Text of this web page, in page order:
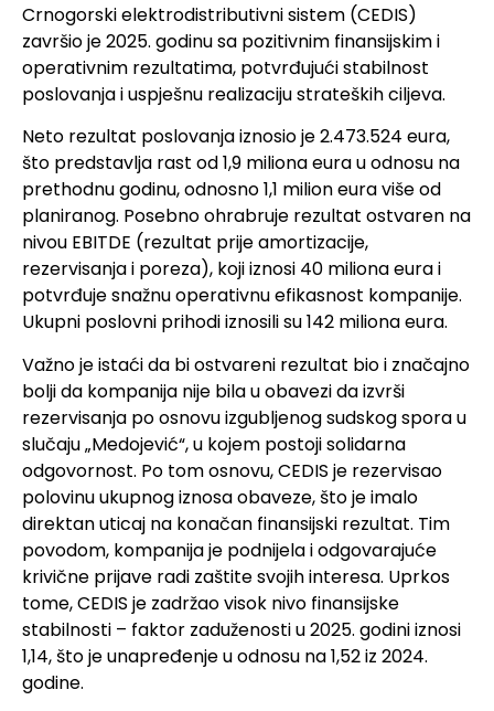
Crnogorski elektrodistributivni sistem (CEDIS)
završio je 2025. godinu sa pozitivnim finansijskim i
operativnim rezultatima, potvrđujući stabilnost
poslovanja i uspješnu realizaciju strateških ciljeva.
Neto rezultat poslovanja iznosio je 2.473.524 eura,
što predstavlja rast od 1,9 miliona eura u odnosu na
prethodnu godinu, odnosno 1,1 milion eura više od
planiranog. Posebno ohrabruje rezultat ostvaren na
nivou EBITDE (rezultat prije amortizacije,
rezervisanja i poreza), koji iznosi 40 miliona eura i
potvrđuje snažnu operativnu efikasnost kompanije.
Ukupni poslovni prihodi iznosili su 142 miliona eura.
Važno je istaći da bi ostvareni rezultat bio i značajno
bolji da kompanija nije bila u obavezi da izvrši
rezervisanja po osnovu izgubljenog sudskog spora u
slučaju „Medojević“, u kojem postoji solidarna
odgovornost. Po tom osnovu, CEDIS je rezervisao
polovinu ukupnog iznosa obaveze, što je imalo
direktan uticaj na konačan finansijski rezultat. Tim
povodom, kompanija je podnijela i odgovarajuće
krivične prijave radi zaštite svojih interesa. Uprkos
tome, CEDIS je zadržao visok nivo finansijske
stabilnosti – faktor zaduženosti u 2025. godini iznosi
1,14, što je unapređenje u odnosu na 1,52 iz 2024.
godine.